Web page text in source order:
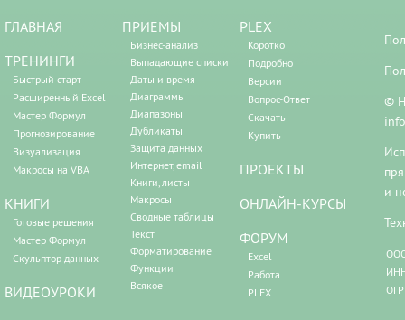
ГЛАВНАЯ
ТРЕНИНГИ
Быстрый старт
Расширенный Excel
Мастер Формул
Прогнозирование
Визуализация
Макросы на VBA
КНИГИ
Готовые решения
Мастер Формул
Скульптор данных
ВИДЕОУРОКИ
ПРИЕМЫ
Бизнес-анализ
Выпадающие списки
Даты и время
Диаграммы
Диапазоны
Дубликаты
Защита данных
Интернет, email
Книги, листы
Макросы
Сводные таблицы
Текст
Форматирование
Функции
Всякое
PLEX
Коротко
Подробно
Версии
Вопрос-Ответ
Скачать
Купить
ПРОЕКТЫ
ОНЛАЙН-КУРСЫ
ФОРУМ
Excel
Работа
PLEX
©
и